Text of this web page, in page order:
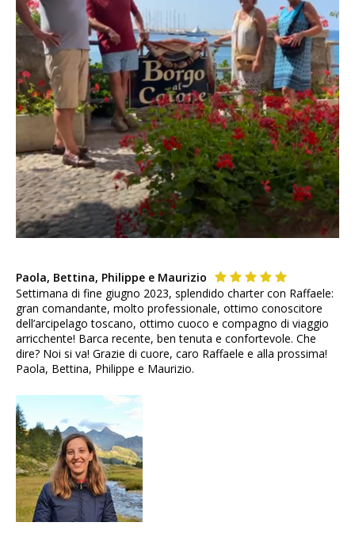
Paola, Bettina, Philippe e Maurizio
Settimana di fine giugno 2023, splendido charter con Raffaele:
gran comandante, molto professionale, ottimo conoscitore
dell’arcipelago toscano, ottimo cuoco e compagno di viaggio
arricchente! Barca recente, ben tenuta e confortevole. Che
dire? Noi si va! Grazie di cuore, caro Raffaele e alla prossima!
Paola, Bettina, Philippe e Maurizio.